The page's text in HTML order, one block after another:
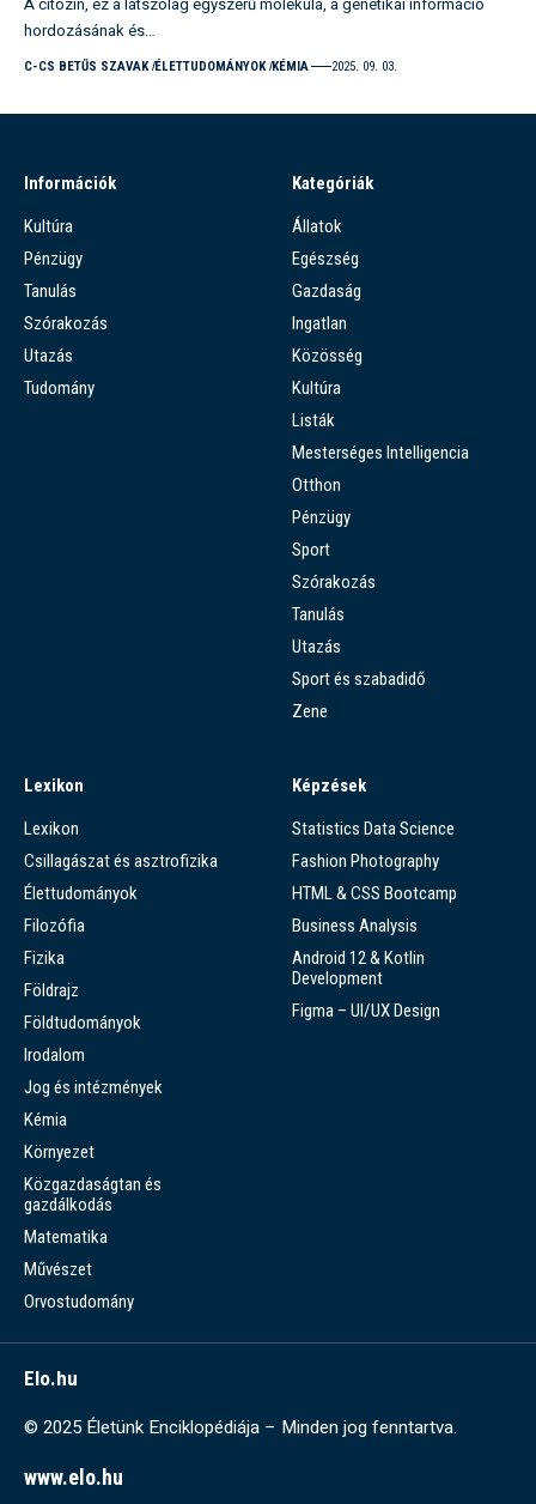
hordozásának és…
C-CS BETŰS SZAVAK ÉLETTUDOMÁNYOK KÉMIA 2025. 09. 03.
Információk
Kultúra
Pénzügy
Tanulás
Szórakozás
Utazás
Tudomány
Kategóriák
Állatok
Egészség
Gazdaság
Ingatlan
Közösség
Kultúra
Listák
Mesterséges Intelligencia
Otthon
Pénzügy
Sport
Szórakozás
Tanulás
Utazás
Sport és szabadidő
Zene
Lexikon
Lexikon
Csillagászat és asztrofizika
Élettudományok
Filozófia
Fizika
Földrajz
Földtudományok
Irodalom
Jog és intézmények
Kémia
Környezet
Közgazdaságtan és
gazdálkodás
Matematika
Művészet
Orvostudomány
Képzések
Statistics Data Science
Fashion Photography
HTML & CSS Bootcamp
Business Analysis
Android 12 & Kotlin
Development
Figma – UI/UX Design
Elo.hu
© 2025 Életünk Enciklopédiája – Minden jog fenntartva.
www.elo.hu